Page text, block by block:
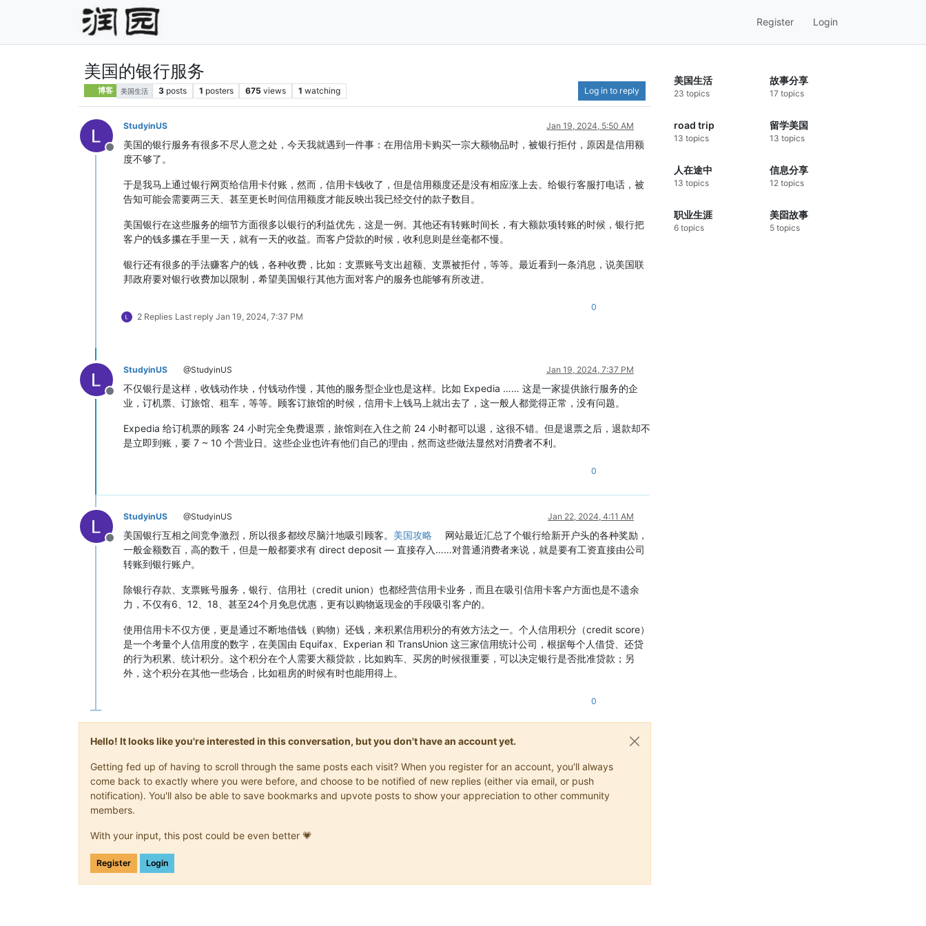
Register Login
美国的银行服务
博客 美国生活 3 posts 1 posters 675 views 1 watching Log in to reply
Offline
StudyinUS Jan 19, 2024, 5:50 AM
美国的银行服务有很多不尽人意之处，今天我就遇到一件事：在用信用卡购买一宗大额物品时，被银行拒付，原因是信用额
度不够了。
于是我马上通过银行网页给信用卡付账，然而，信用卡钱收了，但是信用额度还是没有相应涨上去。给银行客服打电话，被
告知可能会需要两三天、甚至更长时间信用额度才能反映出我已经交付的款子数目。
美国银行在这些服务的细节方面很多以银行的利益优先，这是一例。其他还有转账时间长，有大额款项转账的时候，银行把
客户的钱多攥在手里一天，就有一天的收益。而客户贷款的时候，收利息则是丝毫都不慢。
银行还有很多的手法赚客户的钱，各种收费，比如：支票账号支出超额、支票被拒付，等等。最近看到一条消息，说美国联
邦政府要对银行收费加以限制，希望美国银行其他方面对客户的服务也能够有所改进。
2 Replies Last reply Jan 19, 2024, 7:37 PM
0
Offline
StudyinUS @StudyinUS Jan 19, 2024, 7:37 PM
不仅银行是这样，收钱动作块，付钱动作慢，其他的服务型企业也是这样。比如 Expedia …… 这是一家提供旅行服务的企
业，订机票、订旅馆、租车，等等。顾客订旅馆的时候，信用卡上钱马上就出去了，这一般人都觉得正常，没有问题。
Expedia 给订机票的顾客 24 小时完全免费退票，旅馆则在入住之前 24 小时都可以退，这很不错。但是退票之后，退款却不
是立即到账，要 7 ~ 10 个营业日。这些企业也许有他们自己的理由，然而这些做法显然对消费者不利。
0
Offline
StudyinUS @StudyinUS Jan 22, 2024, 4:11 AM
美国银行互相之间竞争激烈，所以很多都绞尽脑汁地吸引顾客。 美国攻略
网站最近汇总了个银行给新开户头的各种奖励，
一般金额数百，高的数千，但是一般都要求有 direct deposit — 直接存入……对普通消费者来说，就是要有工资直接由公司
转账到银行账户。
除银行存款、支票账号服务，银行、信用社（credit union）也都经营信用卡业务，而且在吸引信用卡客户方面也是不遗余
力，不仅有6、12、18、甚至24个月免息优惠，更有以购物返现金的手段吸引客户的。
使用信用卡不仅方便，更是通过不断地借钱（购物）还钱，来积累信用积分的有效方法之一。个人信用积分（credit score）
是一个考量个人信用度的数字，在美国由 Equifax、Experian 和 TransUnion 这三家信用统计公司，根据每个人借贷、还贷
的行为积累、统计积分。这个积分在个人需要大额贷款，比如购车、买房的时候很重要，可以决定银行是否批准贷款；另
外，这个积分在其他一些场合，比如租房的时候有时也能用得上。
0
Hello! It looks like you're interested in this conversation, but you don't have an account yet.
Getting fed up of having to scroll through the same posts each visit? When you register for an account, you'll always
come back to exactly where you were before, and choose to be notified of new replies (either via email, or push
notification). You'll also be able to save bookmarks and upvote posts to show your appreciation to other community
members.
With your input, this post could be even better 💗
Register Login
美国生活
23 topics
故事分享
17 topics
road trip
13 topics
留学美国
13 topics
人在途中
13 topics
信息分享
12 topics
职业生涯
6 topics
美囶故事
5 topics